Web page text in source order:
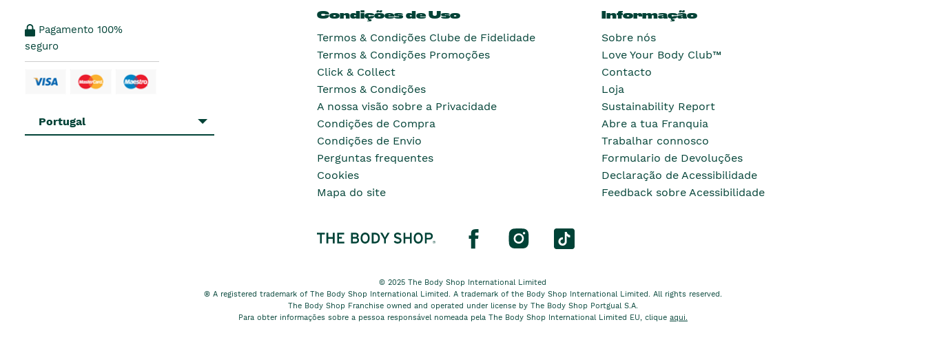
Pagamento 100%
seguro
Portugal
Condições de Uso
Termos & Condições Clube de Fidelidade
Termos & Condições Promoções
Click & Collect
Termos & Condições
A nossa visão sobre a Privacidade
Condições de Compra
Condições de Envio
Perguntas frequentes
Cookies
Mapa do site
Informação
Sobre nós
Love Your Body Club™
Contacto
Loja
Sustainability Report
Abre a tua Franquia
Trabalhar connosco
Formulario de Devoluções
Declaração de Acessibilidade
Feedback sobre Acessibilidade
© 2025 The Body Shop International Limited
® A registered trademark of The Body Shop International Limited. A trademark of the Body Shop International Limited. All rights reserved.
The Body Shop Franchise owned and operated under license by The Body Shop Portgual S.A.
Para obter informações sobre a pessoa responsável nomeada pela The Body Shop International Limited EU, clique aqui.